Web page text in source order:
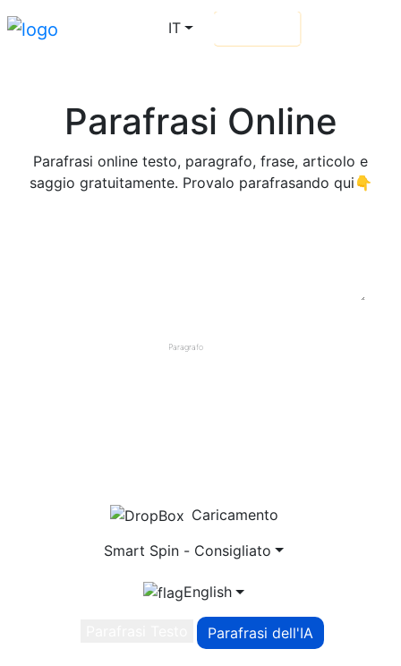
IT
Parafrasi Online
Parafrasi online testo, paragrafo, frase, articolo e
saggio gratuitamente. Provalo parafrasando qui👇
Caricamento
Smart Spin - Consigliato
English
Parafrasi dell'IA
Paragrafo